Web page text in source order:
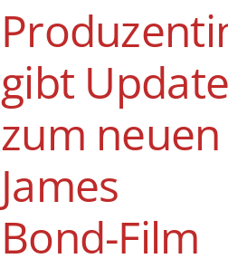
gibt
zum neuen
James
Bond-Film